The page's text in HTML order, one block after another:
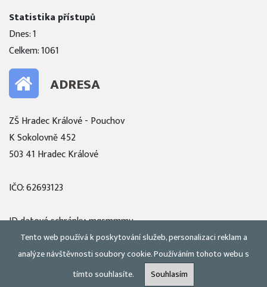
Statistika přístupů
Dnes: 1
Celkem: 1061
ADRESA
ZŠ Hradec Králové - Pouchov
K Sokolovně 452
503 41 Hradec Králové
IČO: 62693123
ID datové schránky: mqsmmmu
Zobrazit mapu
Tento web používá k poskytování služeb, personalizaci reklam a
analýze návštěvnosti soubory cookie. Používáním tohoto webu s
tímto souhlasíte.
Souhlasím